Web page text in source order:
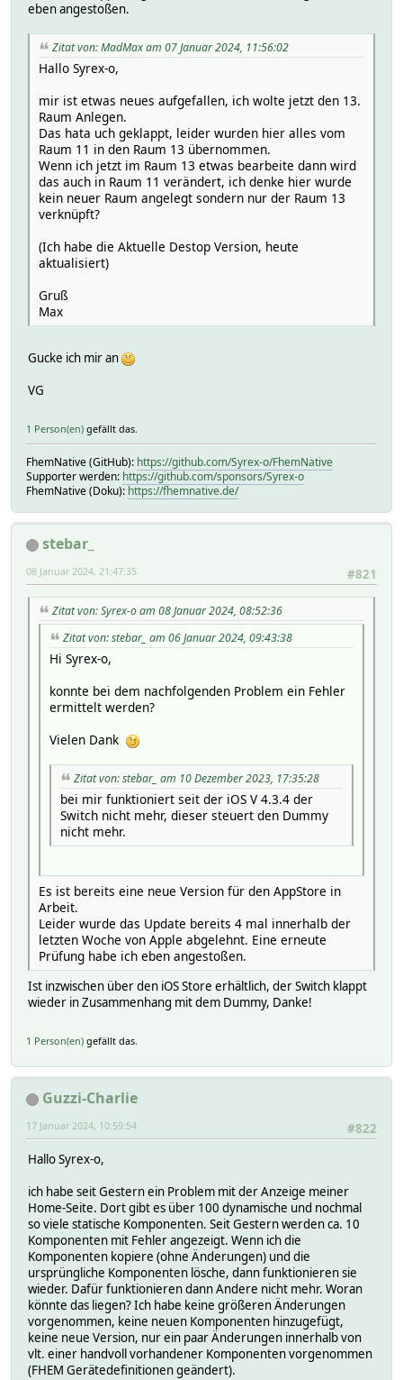
eben angestoßen.
Zitat von: MadMax am 07 Januar 2024, 11:56:02
Hallo Syrex-o,
mir ist etwas neues aufgefallen, ich wolte jetzt den 13.
Raum Anlegen.
Das hata uch geklappt, leider wurden hier alles vom
Raum 11 in den Raum 13 übernommen.
Wenn ich jetzt im Raum 13 etwas bearbeite dann wird
das auch in Raum 11 verändert, ich denke hier wurde
kein neuer Raum angelegt sondern nur der Raum 13
verknüpft?
(Ich habe die Aktuelle Destop Version, heute
aktualisiert)
Gruß
Max
Gucke ich mir an
VG
1 Person(en) gefällt das.
FhemNative (GitHub): https://github.com/Syrex-o/FhemNative
Supporter werden: https://github.com/sponsors/Syrex-o
FhemNative (Doku): https://fhemnative.de/
stebar_
#821
08 Januar 2024, 21:47:35
Zitat von: Syrex-o am 08 Januar 2024, 08:52:36
Zitat von: stebar_ am 06 Januar 2024, 09:43:38
Hi Syrex-o,
konnte bei dem nachfolgenden Problem ein Fehler
ermittelt werden?
Vielen Dank
Zitat von: stebar_ am 10 Dezember 2023, 17:35:28
bei mir funktioniert seit der iOS V 4.3.4 der
Switch nicht mehr, dieser steuert den Dummy
nicht mehr.
Es ist bereits eine neue Version für den AppStore in
Arbeit.
Leider wurde das Update bereits 4 mal innerhalb der
letzten Woche von Apple abgelehnt. Eine erneute
Prüfung habe ich eben angestoßen.
Ist inzwischen über den iOS Store erhältlich, der Switch klappt
wieder in Zusammenhang mit dem Dummy, Danke!
1 Person(en) gefällt das.
Guzzi-Charlie
#822
17 Januar 2024, 10:59:54
Hallo Syrex-o,
ich habe seit Gestern ein Problem mit der Anzeige meiner
Home-Seite. Dort gibt es über 100 dynamische und nochmal
so viele statische Komponenten. Seit Gestern werden ca. 10
Komponenten mit Fehler angezeigt. Wenn ich die
Komponenten kopiere (ohne Änderungen) und die
ursprüngliche Komponenten lösche, dann funktionieren sie
wieder. Dafür funktionieren dann Andere nicht mehr. Woran
könnte das liegen? Ich habe keine größeren Änderungen
vorgenommen, keine neuen Komponenten hinzugefügt,
keine neue Version, nur ein paar Änderungen innerhalb von
vlt. einer handvoll vorhandener Komponenten vorgenommen
(FHEM Gerätedefinitionen geändert).